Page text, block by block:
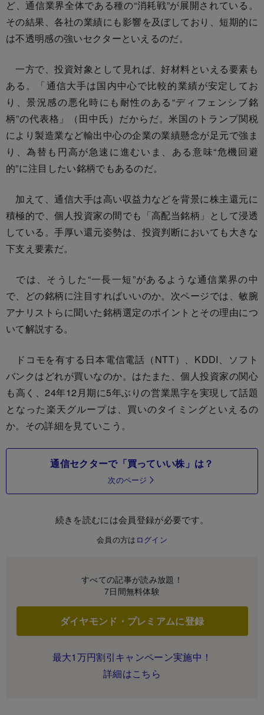
ど、通信業界全体である種の“消耗戦”が展開されている。
その結果、各社の業績にも影響を及ぼしており、短期的に
は不透明感の強いセクターといえるのだ。
一方で、投資対象として見れば、好材料といえる要素も
ある。「通信大手は国内中心で比較的業績が安定してお
り、景況感の悪化時にも耐性のある“ディフェンシブ銘
柄”の代表格」（田中氏）だからだ。米国のトランプ関税
により製造業など輸出中心の企業の業績懸念が足元で強ま
り、為替も円高が急速に進むいま、ある意味“危機回避
的”に注目したい銘柄でもあるのだ。
加えて、通信大手は高い収益力などを背景に株主還元に
積極的で、個人投資家の間でも「高配当銘柄」として浸透
している。手厚い還元姿勢は、投資判断においても大きな
下支え要素だ。
では、そうした“一長一短”があるような通信業界の中
で、どの銘柄に注目すればいいのか。次ページでは、敏腕
アナリストらに聞いた銘柄選定のポイントとその理由につ
いて解説する。
ドコモを有する日本電信電話（NTT）、KDDI、ソフト
バンクはどれが買いなのか。はたまた、個人投資家の関心
も高く、24年12月期に5年ぶりの営業黒字を実現して話題
となった楽天グループは、買いのタイミングといえるの
か。その詳細を見ていこう。
通信セクターで「買っていい株」は？
次のページ
続きを読むには会員登録が必要です。
会員の方は ログイン
すべての記事が読み放題！
7日間無料体験
ダイヤモンド・プレミアムに登録
最大1万円割引キャンペーン実施中！
詳細はこちら